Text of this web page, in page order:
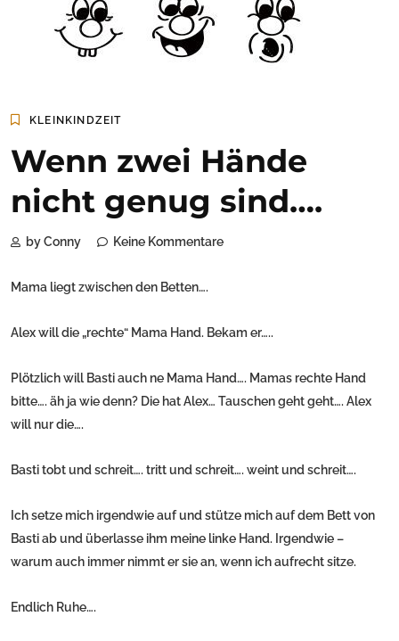
KLEINKINDZEIT
Wenn zwei Hände
nicht genug sind….
by Conny Keine Kommentare
Mama liegt zwischen den Betten….
Alex will die „rechte“ Mama Hand. Bekam er…..
Plötzlich will Basti auch ne Mama Hand…. Mamas rechte Hand
bitte…. äh ja wie denn? Die hat Alex… Tauschen geht geht…. Alex
will nur die….
Basti tobt und schreit…. tritt und schreit…. weint und schreit….
Ich setze mich irgendwie auf und stütze mich auf dem Bett von
Basti ab und überlasse ihm meine linke Hand. Irgendwie –
warum auch immer nimmt er sie an, wenn ich aufrecht sitze.
Endlich Ruhe….